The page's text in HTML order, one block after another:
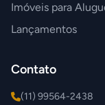
Imóveis para
Lançamentos
Contato
(11) 99564-2438